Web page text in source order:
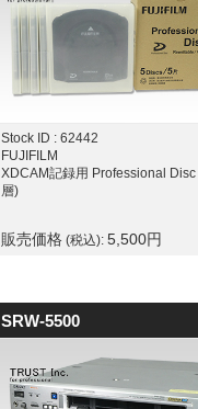
Stock ID : 62442
FUJIFILM
XDCAM記録用 Professional Disc
層)
販売価格 (税込): 5,500円
SRW-5500